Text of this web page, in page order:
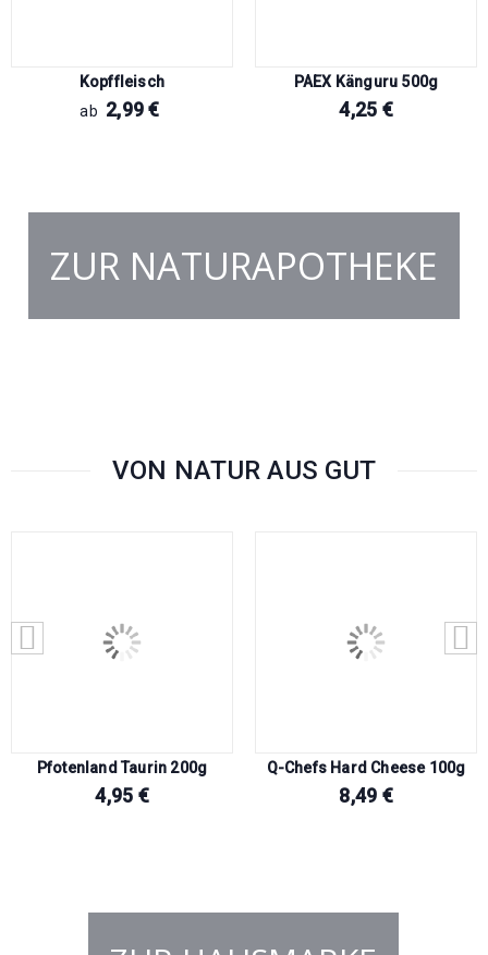
Kopffleisch
ab 2,99€
PAEX Känguru 500g
4,25 €
ZUR NATURAPOTHEKE
VON NATUR AUS GUT
Pfotenland Taurin 200g
4,95 €
Q-Chefs Hard Cheese 100g
8,49 €